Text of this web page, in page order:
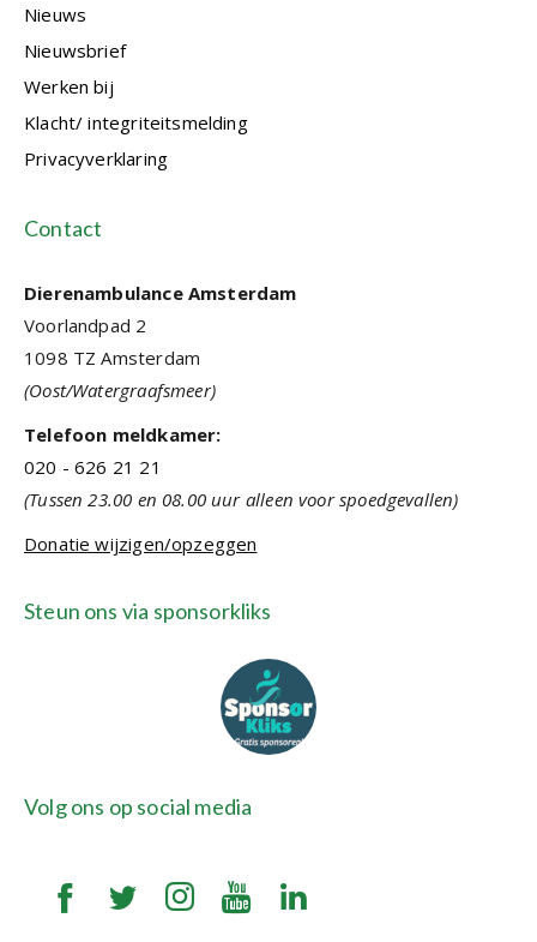
Nieuws
Nieuwsbrief
Werken bij
Klacht/ integriteitsmelding
Privacyverklaring
Contact
Dierenambulance Amsterdam
Voorlandpad 2
1098 TZ Amsterdam
(Oost/Watergraafsmeer)
Telefoon meldkamer:
020 - 626 21 21
(Tussen 23.00 en 08.00 uur alleen voor spoedgevallen)
Donatie wijzigen/opzeggen
Steun ons via sponsorkliks
Volg ons op social media